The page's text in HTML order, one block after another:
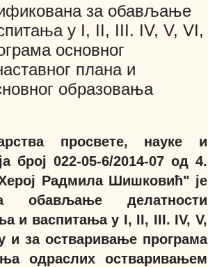
за обављање
у I, II, III. IV, V, VI,
основног
плана и
образовања
просвете, науке и
број 022-05-6/2014-07 од 4.
Радмила Шишковић" је
обављање делатности
и васпитања у I, II, III. IV, V,
и за остваривање програма
одраслих остваривањем